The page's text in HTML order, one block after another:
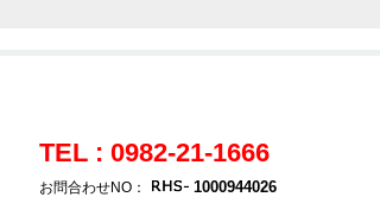
TEL : 0982-21-1666
お問合わせNO： 1000944026